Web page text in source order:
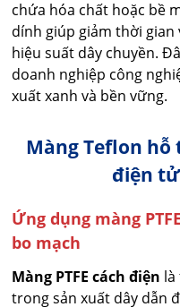
chứa hóa chất hoặc bề
dính giúp giảm thời
hiệu suất dây chuyền.
doanh nghiệp công
xuất xanh và bền vững.
Màng Teflon
điện
Ứng dụng màng
bo mạch
Màng PTFE cách điện
trong sản xuất dây dẫn